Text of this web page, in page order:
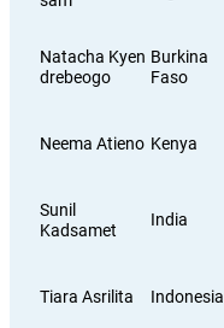
Natacha Kyen
drebeogo
Burkina
Faso
Neema Atieno Kenya
Sunil
Kadsamet
India
Tiara Asrilita Indonesia